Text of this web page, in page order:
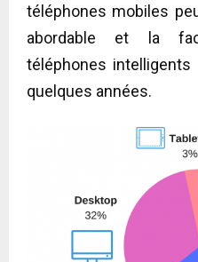
téléphones mobiles
abordable et la
téléphones
quelques années.